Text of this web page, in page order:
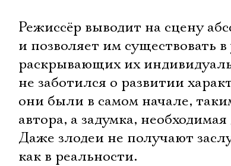
Режиссёр выводит на сцену
и позволяет им существовать
раскрывающих их
не заботился о развитии
они были в самом начале,
автора, а задумка,
Даже злодеи не получают
как в реальности.